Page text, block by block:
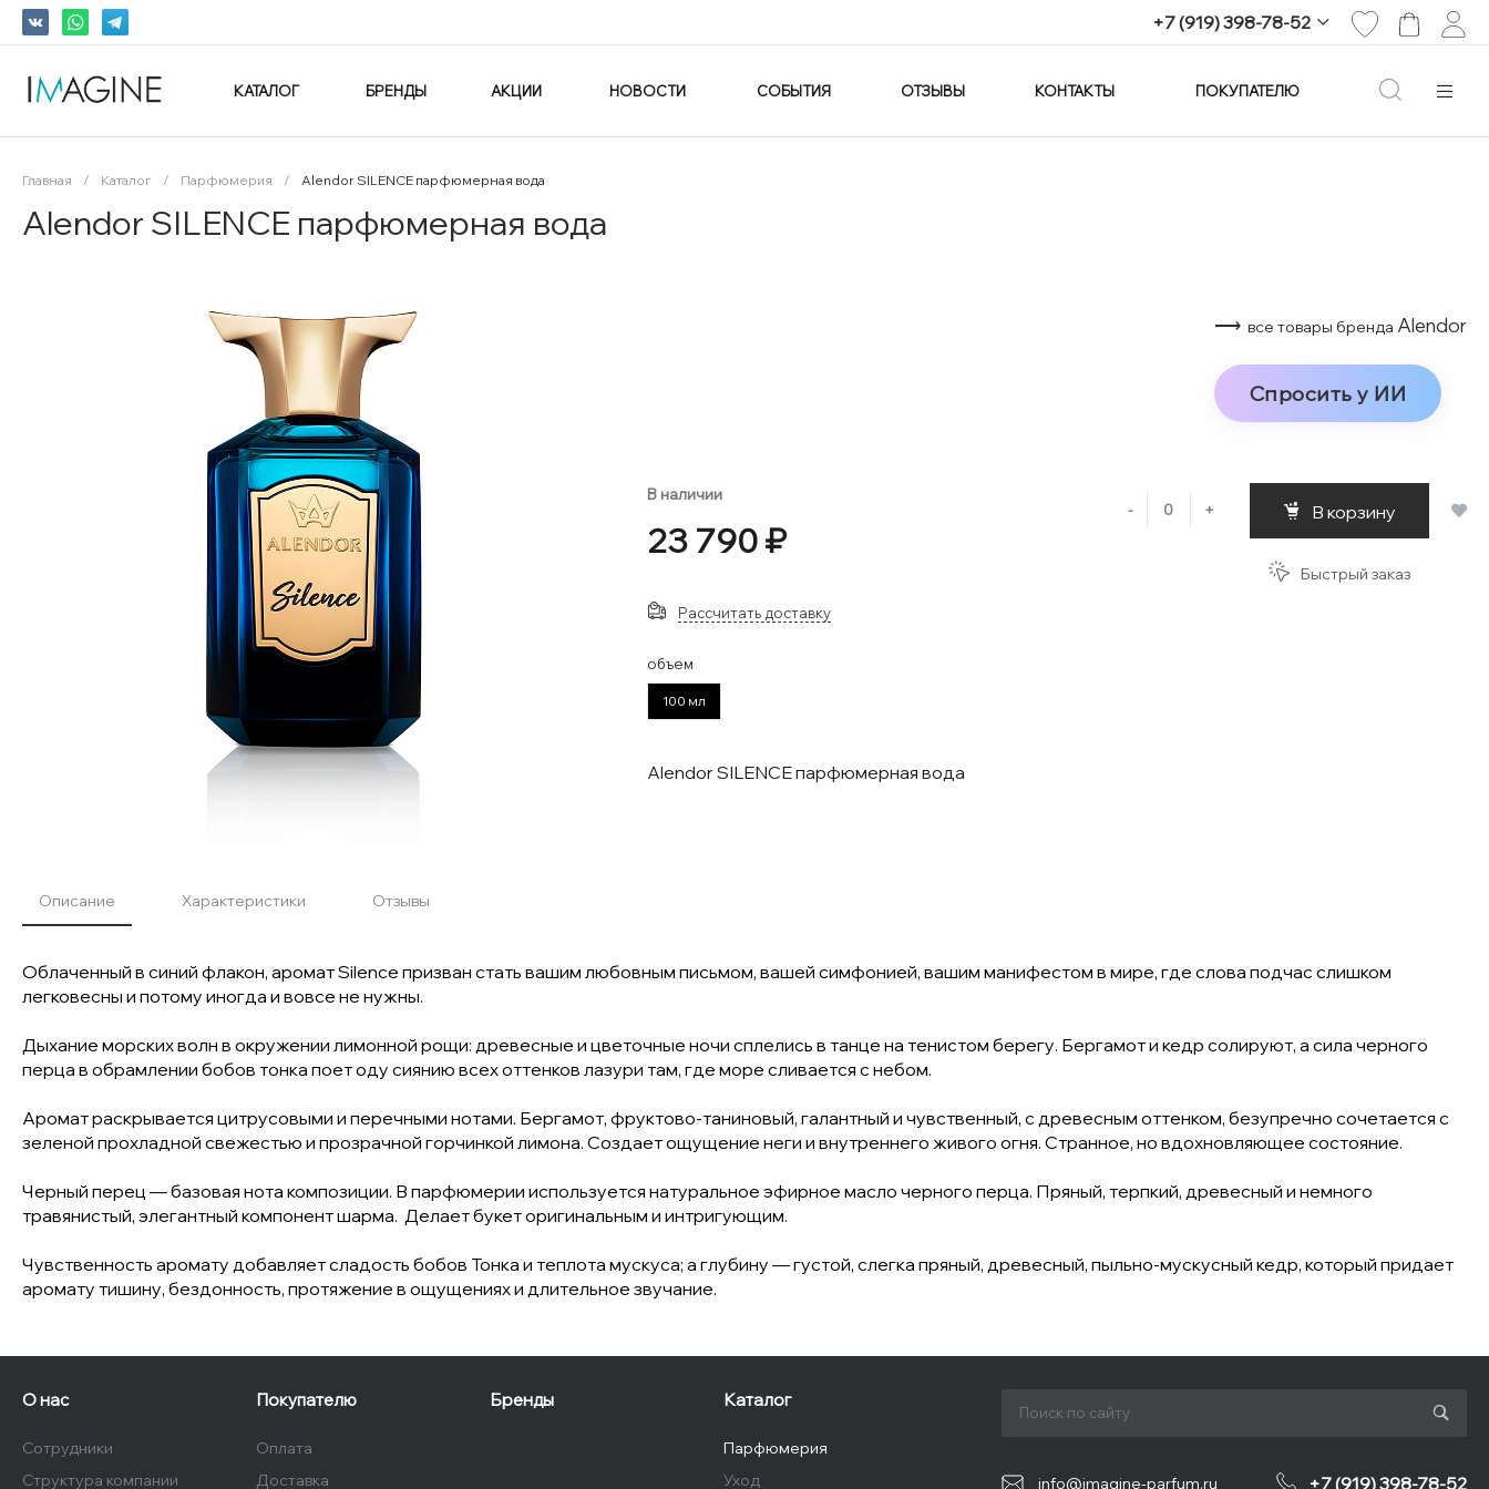
+7 (919) 398-78-52
+7 (919) 398-78-52
КАТАЛОГ БРЕНДЫ АКЦИИ НОВОСТИ СОБЫТИЯ ОТЗЫВЫ КОНТАКТЫ ПОКУПАТЕЛЮ
Главная / Каталог / Парфюмерия / Alendor SILENCE парфюмерная вода
Alendor SILENCE парфюмерная вода
⟶ все товары бренда Alendor
Спросить у ИИ
В наличии
23 790 ₽
- + В корзину
Быстрый заказ
Рассчитать доставку
объем
100 мл
Alendor SILENCE парфюмерная вода
Описание Характеристики Отзывы
Облаченный в синий флакон, аромат Silence призван стать вашим любовным письмом, вашей симфонией, вашим манифестом в мире, где слова подчас слишком
легковесны и потому иногда и вовсе не нужны.
Дыхание морских волн в окружении лимонной рощи: древесные и цветочные ночи сплелись в танце на тенистом берегу. Бергамот и кедр солируют, а сила черного
перца в обрамлении бобов тонка поет оду сиянию всех оттенков лазури там, где море сливается с небом.
Аромат раскрывается цитрусовыми и перечными нотами. Бергамот, фруктово-таниновый, галантный и чувственный, с древесным оттенком, безупречно сочетается с
зеленой прохладной свежестью и прозрачной горчинкой лимона. Создает ощущение неги и внутреннего живого огня. Странное, но вдохновляющее состояние.
Черный перец — базовая нота композиции. В парфюмерии используется натуральное эфирное масло черного перца. Пряный, терпкий, древесный и немного
травянистый, элегантный компонент шарма. Делает букет оригинальным и интригующим.
Чувственность аромату добавляет сладость бобов Тонка и теплота мускуса; а глубину — густой, слегка пряный, древесный, пыльно-мускусный кедр, который придает
аромату тишину, бездонность, протяжение в ощущениях и длительное звучание.
О нас
Сотрудники
Структура компании
Покупателю
Оплата
Доставка
Бренды Каталог
Парфюмерия
Уход
info@imagine-parfum.ru +7 (919) 398-78-52